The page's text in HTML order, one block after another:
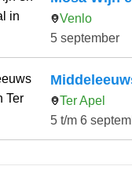
Venlo
5 september
Ter Apel
5 t/m 6